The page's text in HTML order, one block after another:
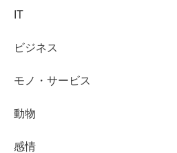
IT
ビジネス
モノ・サービス
動物
感情